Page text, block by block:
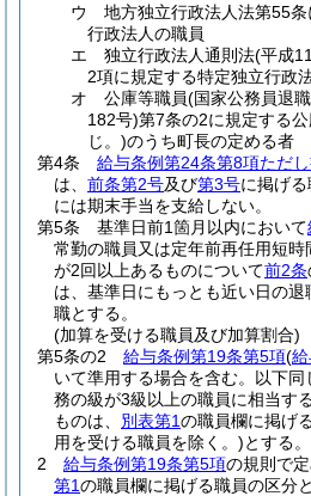
ウ
地方独立行政法人法第55
行政法人の職員
エ
独立行政法人通則法(平成
2項に規定する特定独立行政
オ
公庫等職員(国家公務員退
182号)第7条の2に規定する
じ。)のうち町長の定める者
第4条
給与条例第24条第8項ただ
は、 前条第2号及び第3号に掲げ
には期末手当を支給しない。
第5条
基準日前1箇月以内において
常勤の職員又は定年前再任用短
が2回以上あるものについて前2条
は、基準日にもっとも近い日の
職とする。
(加算を受ける職員及び加算割合)
第5条の2
給与条例第19条第5項(
いて準用する場合を含む。以下同
務の級が3級以上の職員に相当す
ものは、 別表第1の職員欄に掲げ
用を受ける職員を除く。)とする。
2
給与条例第19条第5項の規則で
第1の職員欄に掲げる職員の区分と